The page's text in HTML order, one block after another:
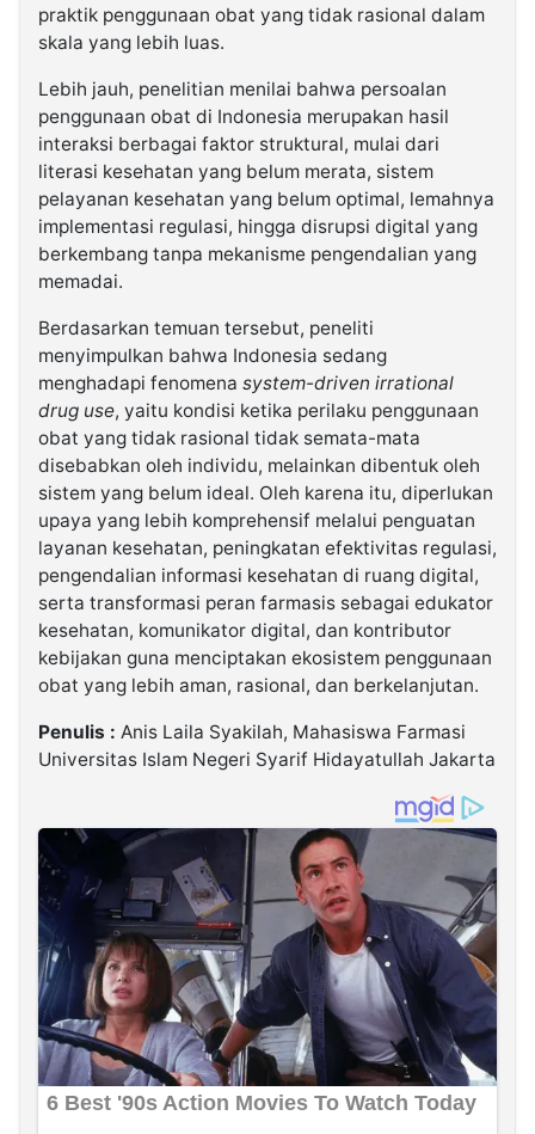
praktik penggunaan obat yang tidak rasional dalam
skala yang lebih luas.
Lebih jauh, penelitian menilai bahwa persoalan
penggunaan obat di Indonesia merupakan hasil
interaksi berbagai faktor struktural, mulai dari
literasi kesehatan yang belum merata, sistem
pelayanan kesehatan yang belum optimal, lemahnya
implementasi regulasi, hingga disrupsi digital yang
berkembang tanpa mekanisme pengendalian yang
memadai.
Berdasarkan temuan tersebut, peneliti
menyimpulkan bahwa Indonesia sedang
menghadapi fenomena system-driven irrational
drug use, yaitu kondisi ketika perilaku penggunaan
obat yang tidak rasional tidak semata-mata
disebabkan oleh individu, melainkan dibentuk oleh
sistem yang belum ideal. Oleh karena itu, diperlukan
upaya yang lebih komprehensif melalui penguatan
layanan kesehatan, peningkatan efektivitas regulasi,
pengendalian informasi kesehatan di ruang digital,
serta transformasi peran farmasis sebagai edukator
kesehatan, komunikator digital, dan kontributor
kebijakan guna menciptakan ekosistem penggunaan
obat yang lebih aman, rasional, dan berkelanjutan.
Penulis : Anis Laila Syakilah, Mahasiswa Farmasi
Universitas Islam Negeri Syarif Hidayatullah Jakarta